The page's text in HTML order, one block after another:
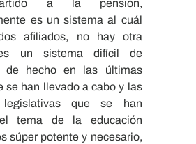
a la pensión,
es un sistema al cuál
afiliados, no hay otra
un sistema difícil de
de hecho en las últimas
se han llevado a cabo y las
legislativas que se han
tema de la educación
súper potente y necesario,